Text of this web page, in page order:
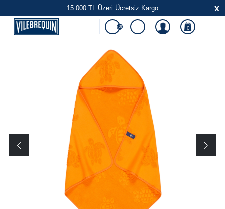
15.000 TL Üzeri Ücretsiz Kargo x
(0) 0